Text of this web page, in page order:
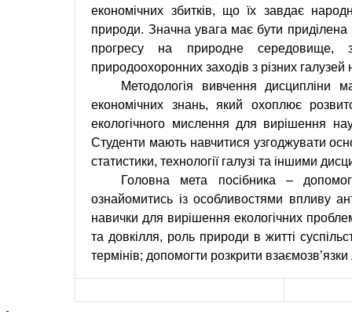
економічних збитків, що ïx завдає
природи. Значна увага має бути приділена
пpoгpecy на природне середовище,
природоохоронних заходів з різних
Методологія вивчення дисципліни
економічних знань, який охоплює
екологічного мислення для вирішення
Студенти мають навчитися узгоджувати
статистики, технології галузі та іншими
Головна мета посібника –
ознайомитись із особливостями впливу
навички для вирішення екологічних
та довкілля, роль природи в житті
термінів; допомогти розкрити